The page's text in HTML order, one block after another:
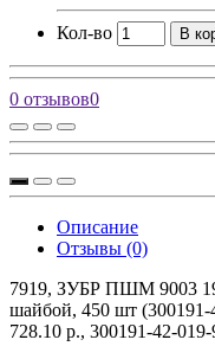
Кол-во В
0 отзывов0
Описание
Отзывы (0)
7919, ЗУБР ПШМ 9003 19
шайбой, 450 шт (300191-
728.10 р., 300191-42-